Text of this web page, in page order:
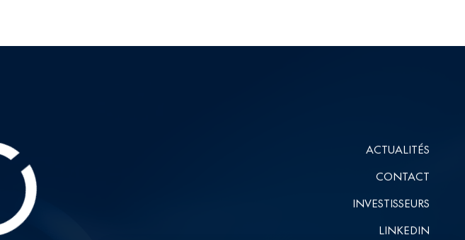
ACTUALITÉS
CONTACT
INVESTISSEURS
LINKEDIN